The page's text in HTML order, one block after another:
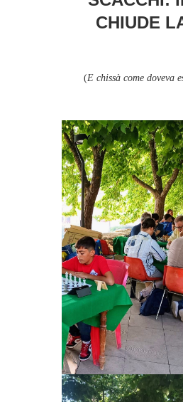
CHIUDE
(E chissà come doveva